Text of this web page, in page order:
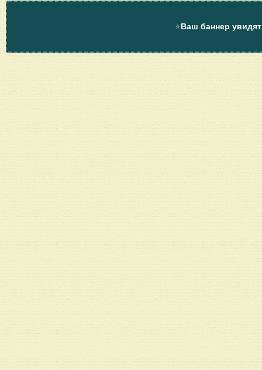
⭐Ваш баннер